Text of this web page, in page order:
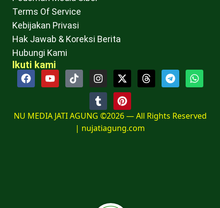
Terms Of Service
Kebijakan Privasi
Hak Jawab & Koreksi Berita
Hubungi Kami
Ikuti kami
NU MEDIA JATI AGUNG ©2026 — All Rights Reserved
| nujatiagung.com